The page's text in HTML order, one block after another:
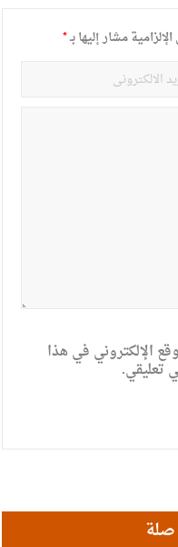
مشار إليها بـ*
الإلكتروني في هذا
تعليقي.